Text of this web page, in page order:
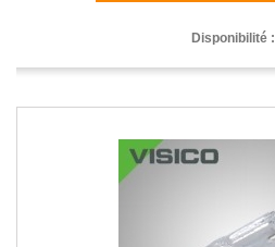
Disponibilité :